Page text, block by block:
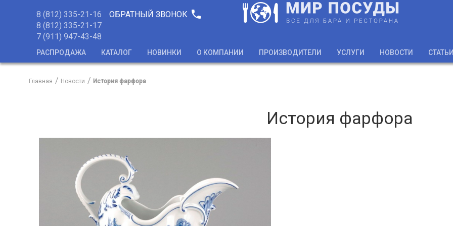
8 (812) 335-21-16
8 (812) 335-21-17
7 (911) 947-43-48
ОБРАТНЫЙ ЗВОНОК phone
РАСПРОДАЖА КАТАЛОГ НОВИНКИ О КОМПАНИИ ПРОИЗВОДИТЕЛИ УСЛУГИ НОВОСТИ СТАТЬИ
Главная Новости История фарфора
История фарфора